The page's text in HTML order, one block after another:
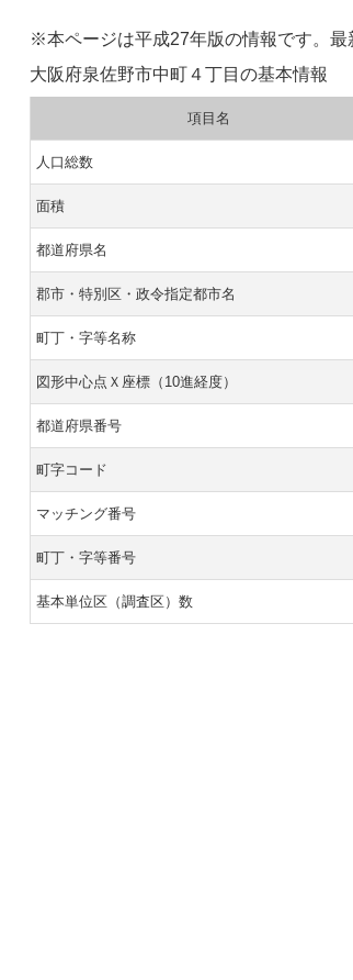
※本ページは平成27年版の情報です。最
大阪府泉佐野市中町４丁目の基本情報
項目名
人口総数
面積
都道府県名
郡市・特別区・政令指定都市名
町丁・字等名称
図形中心点Ｘ座標（10進経度）
都道府県番号
町字コード
マッチング番号
町丁・字等番号
基本単位区（調査区）数